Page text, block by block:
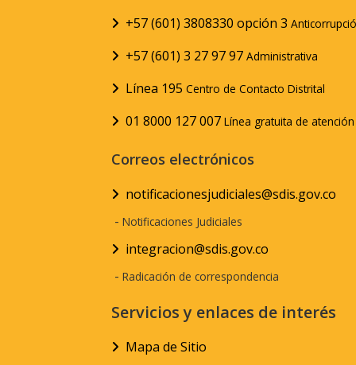
+57 (601) 3808330 opción 3
+57 (601) 3 27 97 97 Administrativa
Línea 195 Centro de Contacto Distrital
01 8000 127 007 Línea gratuita de
Correos electrónicos
notificacionesjudiciales@sdis.gov.co
- Notificaciones Judiciales
integracion@sdis.gov.co
- Radicación de correspondencia
Servicios y enlaces de interés
Mapa de Sitio